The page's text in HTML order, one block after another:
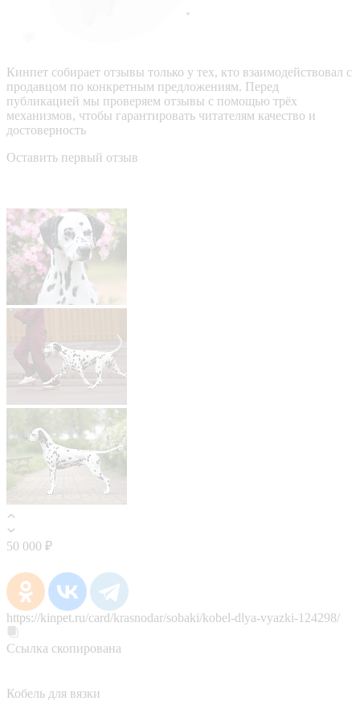
Кинпет собирает отзывы только у тех, кто взаимодействовал с
продавцом по конкретным предложениям. Перед
публикацией мы проверяем отзывы с помощью трёх
механизмов, чтобы гарантировать читателям качество и
достоверность
Оставить первый отзыв
50 000 ₽
https://kinpet.ru/card/krasnodar/sobaki/kobel-dlya-vyazki-124298/
Ссылка скопирована
Кобель для вязки